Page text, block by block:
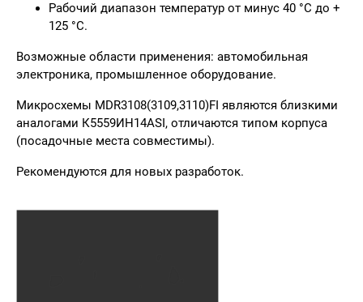
Рабочий диапазон температур от минус 40 °С до +
125 °C.
Возможные области применения: автомобильная
электроника, промышленное оборудование.
Микросхемы MDR3108(3109,3110)FI являются близкими
аналогами К5559ИН14АSI, отличаются типом корпуса
(посадочные места совместимы).
Рекомендуются для новых разработок.